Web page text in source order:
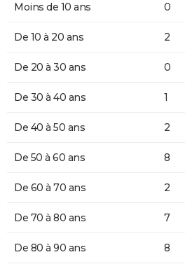
Moins de 10 ans 0
De 10 à 20 ans 2
De 20 à 30 ans 0
De 30 à 40 ans 1
De 40 à 50 ans 2
De 50 à 60 ans 8
De 60 à 70 ans 2
De 70 à 80 ans 7
De 80 à 90 ans 8